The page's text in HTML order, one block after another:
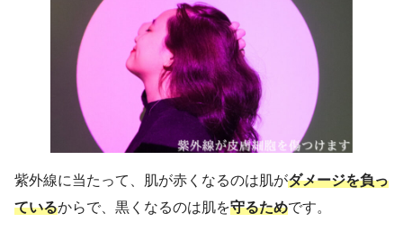
紫外線に当たって、肌が赤くなるのは肌がダメージを負っ
ているからで、黒くなるのは肌を守るためです。